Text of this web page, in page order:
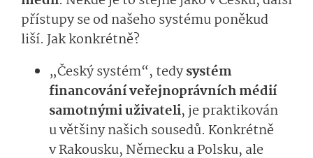
přístupy se od našeho systému poněkud
liší. Jak konkrétně?
„Český systém“, tedysystém
financování veřejnoprávních médií
samotnými uživateli, je praktikován
u většiny našich sousedů. Konkrétně
v Rakousku, Německu a Polsku, ale